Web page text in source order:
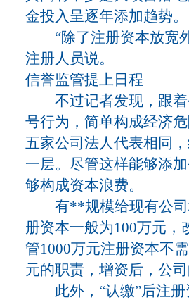
金投入呈逐年添加趋势。
“除了注册资本放宽外
注册人员说。
信誉监管提上日程
不过记者发现，跟着
号行为，简单构成经济
五家公司法人代表相同
一层。尽管这样能够添
够构成资本浪费。
有**规模给现有公司
册资本一般为100万元，
管1000万元注册资本不
元的职责，增资后，公司
此外，“认缴”后注册